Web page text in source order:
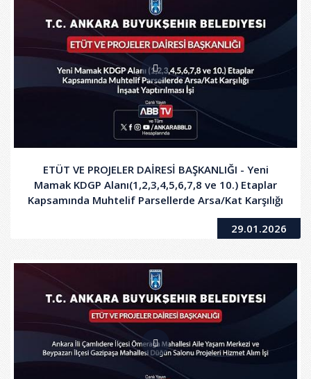
ETÜT VE PROJELER DAİRESİ BAŞKANLIĞI - Yeni
Mamak KDGP Alanı(1,2,3,4,5,6,7,8 ve 10.) Etaplar
Kapsamında Muhtelif Parsellerde Arsa/Kat Karşılığı
29.01.2026